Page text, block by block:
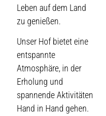
Leben auf dem Land
zu genießen.
Unser Hof bietet eine
entspannte
Atmosphäre, in der
Erholung und
spannende Aktivitäten
Hand in Hand gehen.